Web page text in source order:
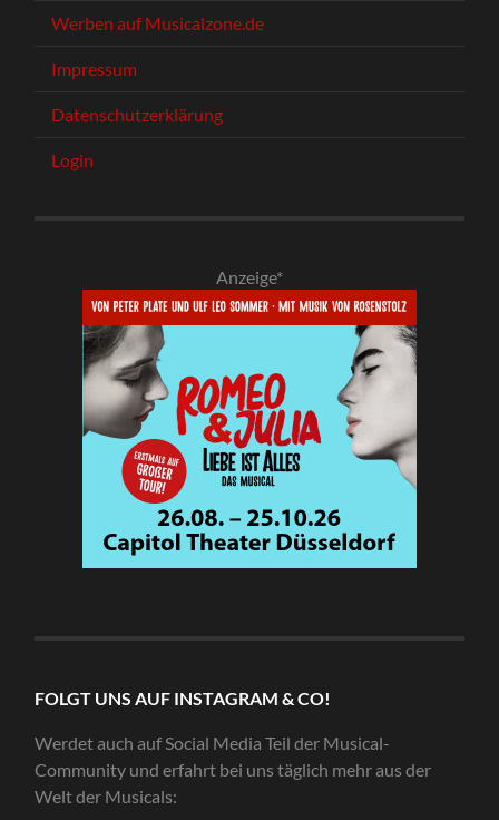
Werben auf Musicalzone.de
Impressum
Datenschutzerklärung
Login
Anzeige*
FOLGT UNS AUF INSTAGRAM & CO!
Werdet auch auf Social Media Teil der Musical-
Community und erfahrt bei uns täglich mehr aus der
Welt der Musicals: